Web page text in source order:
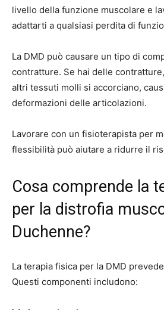
livello della funzione muscolare e
adattarti a qualsiasi perdita di
La DMD può causare un tipo di
contratture. Se hai delle
altri tessuti molli si accorciano,
deformazioni delle articolazioni.
Lavorare con un fisioterapista per
flessibilità può aiutare a ridurre il
Cosa comprende la
per la distrofia
Duchenne?
La terapia fisica per la DMD
Questi componenti includono: